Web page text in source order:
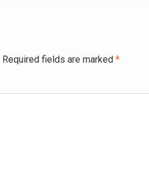
Required fields are marked *